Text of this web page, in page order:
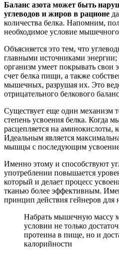
Баланс азота может быть
углеводов и жиров в рационе
количества белка. Напомним,
необходимое условие мышечного
Объясняется это тем, что
главными источниками энергии;
организм умеет покрывать свои
счет белка пищи, а также
мышечных, разрушая их. Это
отрицательного белкового
Существует еще один механизм
степень усвоения белка. Когда
расцепляется на аминокислоты,
Идеальным является
мышцы с последующим
Именно этому и способствуют
употреблении повышается
который и делает процесс
тканью более эффективным.
принцип действия гейнеров
Набрать мышечную массу
условии не только
протеина в пище, но и
калорийности